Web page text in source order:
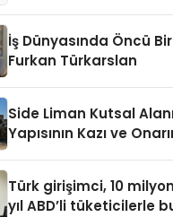
İş Dünyasında Öncü
Furkan Türkarslan
Side Liman Kutsal
Yapısının Kazı ve
Türk girişimci, 10
yıl ABD’li tüketicilerle